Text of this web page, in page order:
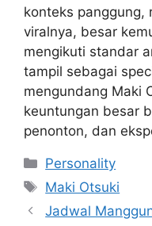
konteks panggung,
viralnya, besar
mengikuti standar
tampil sebagai
mengundang Maki
keuntungan besar
penonton, dan
Kategori
Personality
Tag
Maki Otsuki
Jadwal